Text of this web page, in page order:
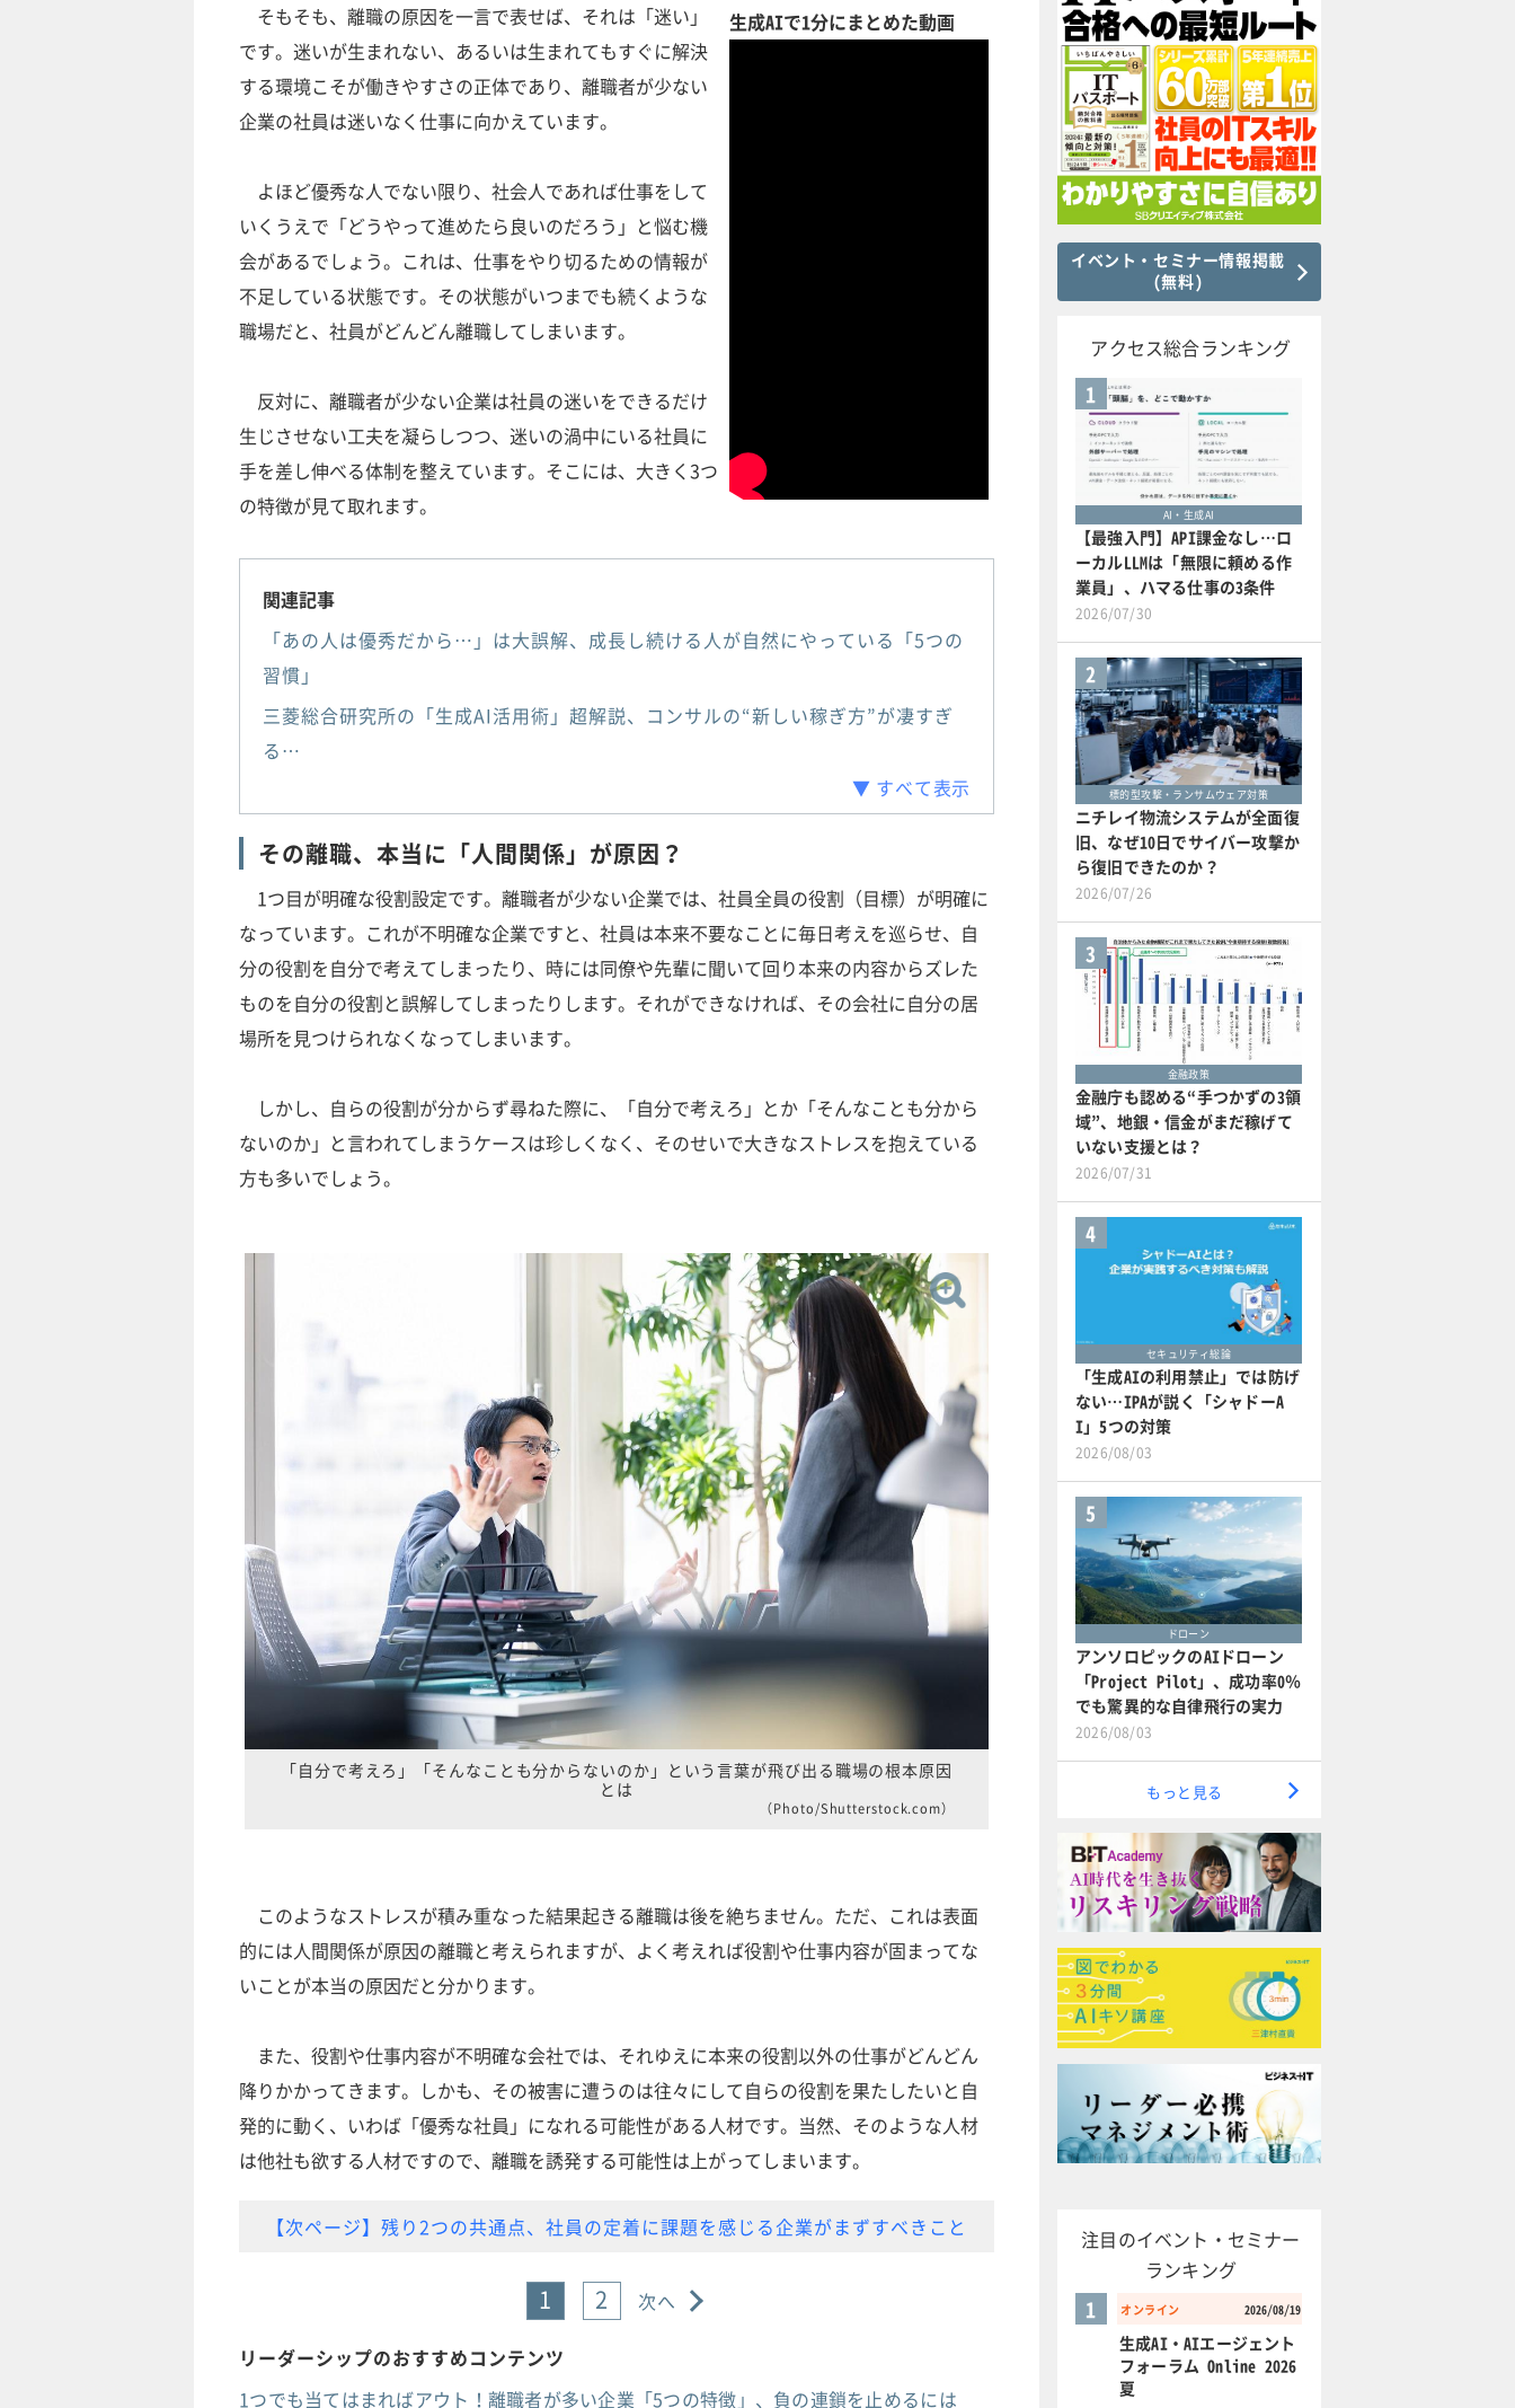
生成AIで1分にまとめた動画
そもそも、離職の原因を一言で表せば、それは「迷い」
です。迷いが生まれない、あるいは生まれてもすぐに解決
する環境こそが働きやすさの正体であり、離職者が少ない
企業の社員は迷いなく仕事に向かえています。
よほど優秀な人でない限り、社会人であれば仕事をして
いくうえで「どうやって進めたら良いのだろう」と悩む機
会があるでしょう。これは、仕事をやり切るための情報が
不足している状態です。その状態がいつまでも続くような
職場だと、社員がどんどん離職してしまいます。
反対に、離職者が少ない企業は社員の迷いをできるだけ
生じさせない工夫を凝らしつつ、迷いの渦中にいる社員に
手を差し伸べる体制を整えています。そこには、大きく3つ
の特徴が見て取れます。
関連記事
「あの人は優秀だから…」は大誤解、成長し続ける人が自然にやっている「5つの
習慣」
三菱総合研究所の「生成AI活用術」超解説、コンサルの“新しい稼ぎ方”が凄すぎ
る…
▼ すべて表示
その離職、本当に「人間関係」が原因？
1つ目が明確な役割設定です。離職者が少ない企業では、社員全員の役割（目標）が明確に
なっています。これが不明確な企業ですと、社員は本来不要なことに毎日考えを巡らせ、自
分の役割を自分で考えてしまったり、時には同僚や先輩に聞いて回り本来の内容からズレた
ものを自分の役割と誤解してしまったりします。それができなければ、その会社に自分の居
場所を見つけられなくなってしまいます。
しかし、自らの役割が分からず尋ねた際に、「自分で考えろ」とか「そんなことも分から
ないのか」と言われてしまうケースは珍しくなく、そのせいで大きなストレスを抱えている
方も多いでしょう。
「自分で考えろ」「そんなことも分からないのか」という言葉が飛び出る職場の根本原因
とは
（Photo/Shutterstock.com）
このようなストレスが積み重なった結果起きる離職は後を絶ちません。ただ、これは表面
的には人間関係が原因の離職と考えられますが、よく考えれば役割や仕事内容が固まってな
いことが本当の原因だと分かります。
また、役割や仕事内容が不明確な会社では、それゆえに本来の役割以外の仕事がどんどん
降りかかってきます。しかも、その被害に遭うのは往々にして自らの役割を果たしたいと自
発的に動く、いわば「優秀な社員」になれる可能性がある人材です。当然、そのような人材
は他社も欲する人材ですので、離職を誘発する可能性は上がってしまいます。
【次ページ】残り2つの共通点、社員の定着に課題を感じる企業がまずすべきこと
1 2 次へ
リーダーシップのおすすめコンテンツ
1つでも当てはまればアウト！離職者が多い企業「5つの特徴」、負の連鎖を止めるには
イベント・セミナー情報掲載
(無料)
アクセス総合ランキング
1
AI・生成AI
【最強入門】API課金なし…ロ
ーカルLLMは「無限に頼める作
業員」、ハマる仕事の3条件
2026/07/30
2
標的型攻撃・ランサムウェア対策
ニチレイ物流システムが全面復
旧、なぜ10日でサイバー攻撃か
ら復旧できたのか？
2026/07/26
3
金融政策
金融庁も認める“手つかずの3領
域”、地銀・信金がまだ稼げて
いない支援とは？
2026/07/31
4
セキュリティ総論
「生成AIの利用禁止」では防げ
ない…IPAが説く「シャドーA
I」5つの対策
2026/08/03
5
ドローン
アンソロピックのAIドローン
「Project Pilot」、成功率0％
でも驚異的な自律飛行の実力
2026/08/03
もっと見る
注目のイベント・セミナー
ランキング
オンライン 2026/08/19
1
生成AI・AIエージェント
フォーラム Online 2026
夏